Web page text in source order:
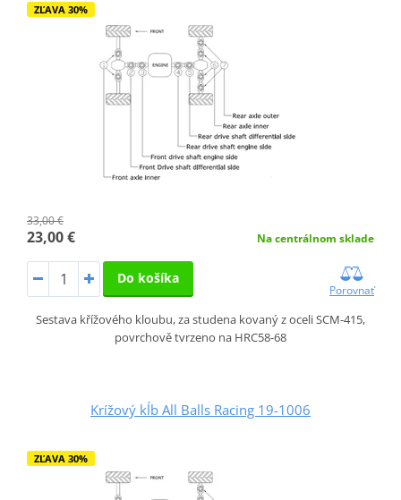
ZĽAVA 30%
33,00 €
23,00 € Na centrálnom sklade
Do košíka
Porovnať
Sestava křížového kloubu, za studena kovaný z oceli SCM-415,
povrchově tvrzeno na HRC58-68
Krížový kĺb All Balls Racing 19-1006
ZĽAVA 30%